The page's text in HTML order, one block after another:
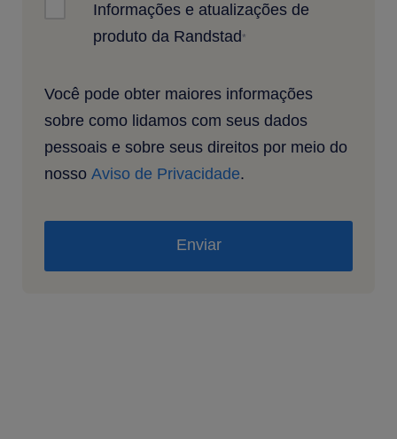
Informações e atualizações de
produto da Randstad*
Você pode obter maiores informações
sobre como lidamos com seus dados
pessoais e sobre seus direitos por meio do
nosso Aviso de Privacidade.